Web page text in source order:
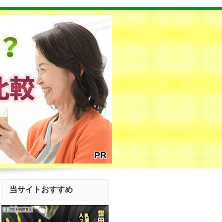
PR
当サイトおすすめ